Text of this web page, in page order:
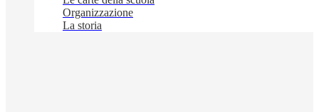
Organizzazione
La storia